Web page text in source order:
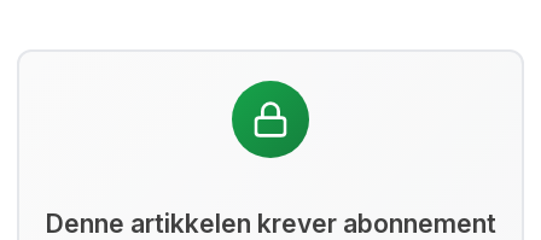
Denne artikkelen krever abonnement